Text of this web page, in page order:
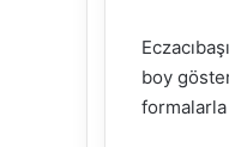
boy